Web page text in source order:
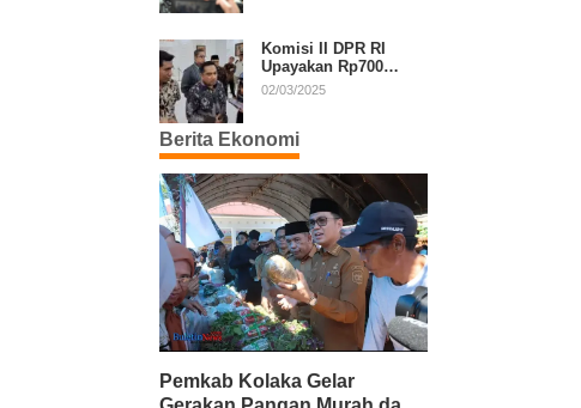
Komisi II DPR RI
Upayakan Rp700
Miliar dari APBN
Putusan MK
02/03/2025
Berita Ekonomi
Pemkab Kolaka Gelar